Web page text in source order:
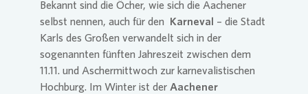
Bekannt sind die Öcher, wie sich die Aachener
selbst nennen, auch für den Karneval – die Stadt
Karls des Großen verwandelt sich in der
sogenannten fünften Jahreszeit zwischen dem
11.11. und Aschermittwoch zur karnevalistischen
Hochburg. Im Winter ist der Aachener